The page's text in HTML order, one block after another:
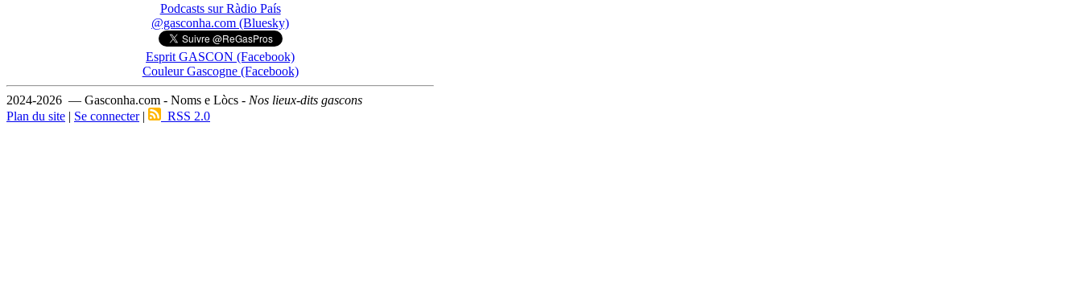
Podcasts sur Ràdio País
@gasconha.com (Bluesky)
Esprit GASCON (Facebook)
Couleur Gascogne (Facebook)
2024-2026 — Gasconha.com - Noms e Lòcs - Nos lieux-dits gascons
Plan du site | Se connecter| RSS 2.0